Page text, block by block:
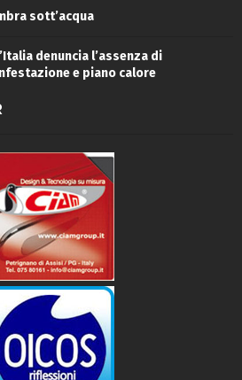
sott’acqua
denuncia l’assenza di
e piano calore